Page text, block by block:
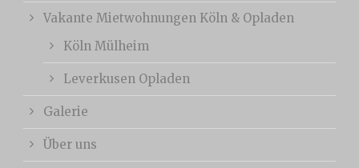
Vakante Mietwohnungen Köln & Opladen
Köln Mülheim
Leverkusen Opladen
Galerie
Über uns